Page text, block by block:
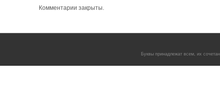
Комментарии закрыты.
Буквы принадлежат всем, их